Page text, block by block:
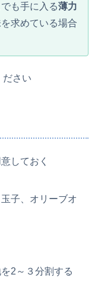
も手に入る薄力
求めている場合
さい
しておく
子、オリーブオ
2～３分割する